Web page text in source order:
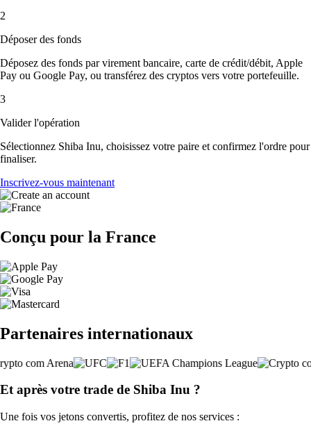
2
Déposer des fonds
Déposez des fonds par virement bancaire, carte de crédit/débit, Apple
Pay ou Google Pay, ou transférez des cryptos vers votre portefeuille.
3
Valider l'opération
Sélectionnez Shiba Inu, choisissez votre paire et confirmez l'ordre pour
finaliser.
Inscrivez-vous maintenant
Conçu pour la France
Partenaires internationaux
Et après votre trade de Shiba Inu ?
Une fois vos jetons convertis, profitez de nos services :